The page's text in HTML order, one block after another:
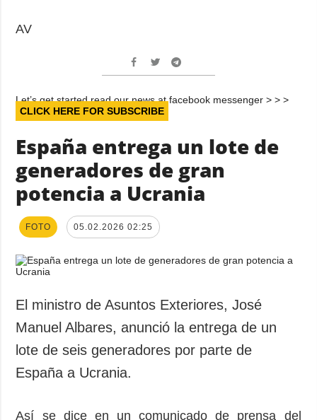
AV
Let’s get started read our news at facebook messenger > > >
CLICK HERE FOR SUBSCRIBE
España entrega un lote de
generadores de gran
potencia a Ucrania
FOTO 05.02.2026 02:25
El ministro de Asuntos Exteriores, José
Manuel Albares, anunció la entrega de un
lote de seis generadores por parte de
España a Ucrania.
Así se dice en un comunicado de prensa del